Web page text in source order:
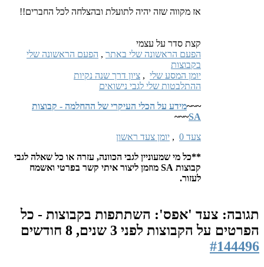
אז מקווה שזה יהיה לתועלת ובהצלחה לכל החברים!!
קצת סדר על עצמי
הפעם הראשונה שלי באתר , הפעם הראשונה שלי
בקבוצות
יומן המסע שלי , ציון דרך שנה נקיות
ההתלבטות שלי לגבי נישואים
~~~מידע על הכלי העיקרי של ההחלמה - קבוצות
SA
~~~
צעד 0
, יומן צעד ראשון
**כל מי שמעוניין לגבי הכוונה, עזרה או כל שאלה לגבי
קבוצות SA מוזמן ליצור איתי קשר בפרטי ואשמח
לעזור.
תגובה: צעד 'אפס': השתתפות בקבוצות - כל
הפרטים על הקבוצות לפני 3 שנים, 8 חודשים
#144496